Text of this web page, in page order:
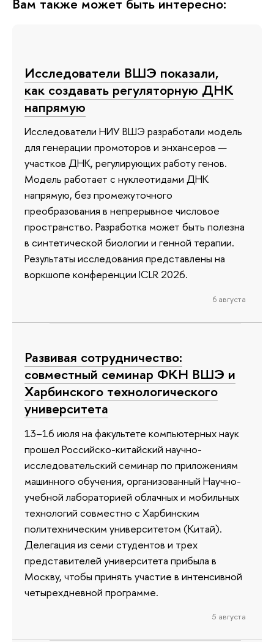
Исследователи ВШЭ показали,
как создавать регуляторную ДНК
напрямую
Исследователи НИУ ВШЭ разработали модель
для генерации промоторов и энхансеров —
участков ДНК, регулирующих работу генов.
Модель работает с нуклеотидами ДНК
напрямую, без промежуточного
преобразования в непрерывное числовое
пространство. Разработка может быть полезна
в синтетической биологии и генной терапии.
Результаты исследования представлены на
воркшопе конференции ICLR 2026.
6 августа
Развивая сотрудничество:
совместный семинар ФКН ВШЭ и
Харбинского технологического
университета
13–16 июля на факультете компьютерных наук
прошел Российско-китайский научно-
исследовательский семинар по приложениям
машинного обучения, организованный Научно-
учебной лабораторией облачных и мобильных
технологий совместно с Харбинским
политехническим университетом (Китай).
Делегация из семи студентов и трех
представителей университета прибыла в
Москву, чтобы принять участие в интенсивной
четырехдневной программе.
5 августа